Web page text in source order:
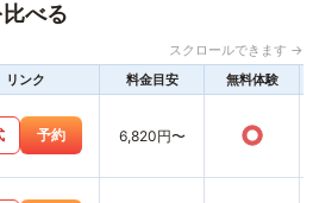
べる
スクロールできます →
リンク 料金目安 無料体験
予約 6,820円〜 ○